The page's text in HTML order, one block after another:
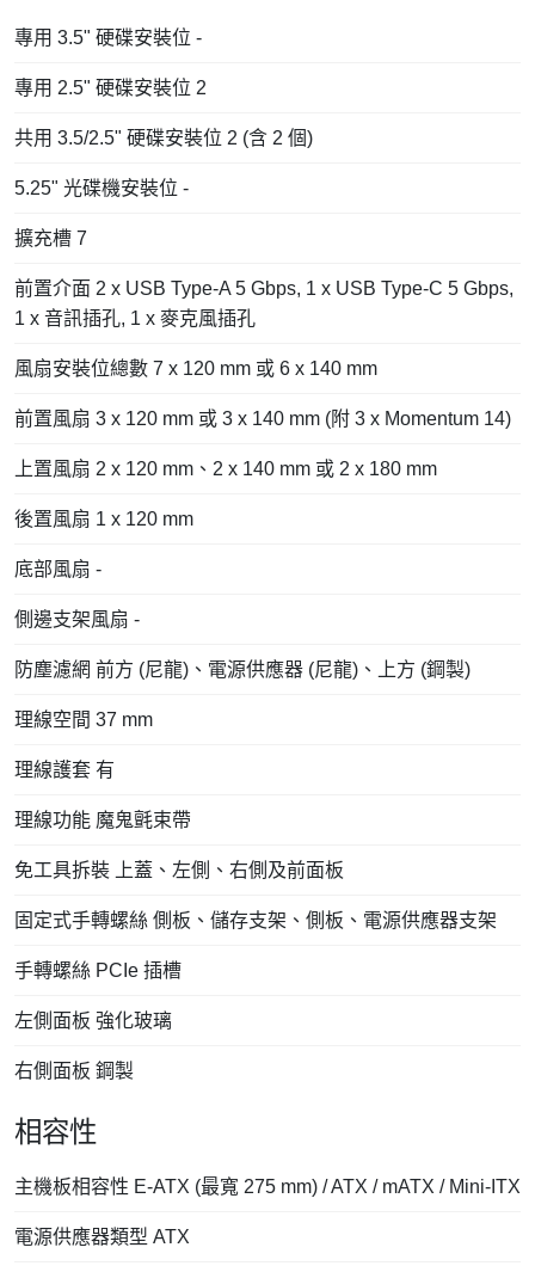
專用 3.5" 硬碟安裝位 -
專用 2.5" 硬碟安裝位 2
共用 3.5/2.5" 硬碟安裝位 2 (含 2 個)
5.25" 光碟機安裝位 -
擴充槽 7
前置介面 2 x USB Type-A 5 Gbps, 1 x USB Type-C 5 Gbps,
1 x 音訊插孔, 1 x 麥克風插孔
風扇安裝位總數 7 x 120 mm 或 6 x 140 mm
前置風扇 3 x 120 mm 或 3 x 140 mm (附 3 x Momentum 14)
上置風扇 2 x 120 mm、2 x 140 mm 或 2 x 180 mm
後置風扇 1 x 120 mm
底部風扇 -
側邊支架風扇 -
防塵濾網 前方 (尼龍)、電源供應器 (尼龍)、上方 (鋼製)
理線空間 37 mm
理線護套 有
理線功能 魔鬼氈束帶
免工具拆裝 上蓋、左側、右側及前面板
固定式手轉螺絲 側板、儲存支架、側板、電源供應器支架
手轉螺絲 PCIe 插槽
左側面板 強化玻璃
右側面板 鋼製
相容性
主機板相容性 E-ATX (最寬 275 mm) / ATX / mATX / Mini-ITX
電源供應器類型 ATX